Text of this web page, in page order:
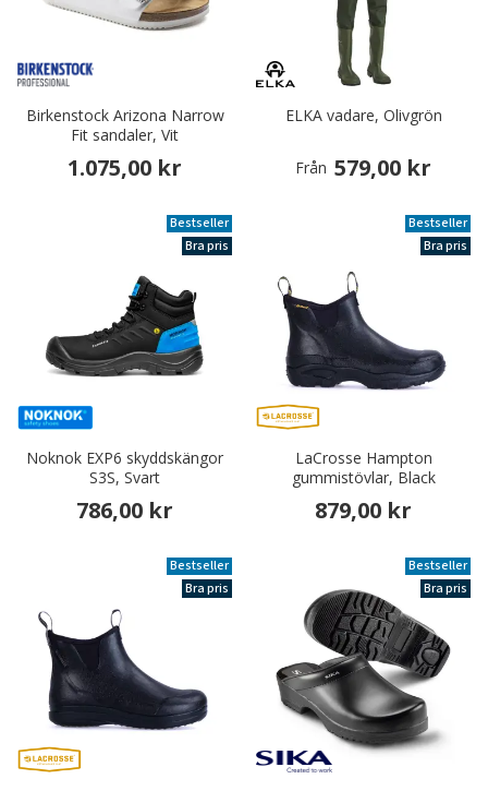
Birkenstock Arizona Narrow
Fit sandaler, Vit
1.075,00 kr
ELKA vadare, Olivgrön
Från 579,00 kr
Bestseller
Bra pris
Noknok EXP6 skyddskängor
S3S, Svart
786,00 kr
Bestseller
Bra pris
LaCrosse Hampton
gummistövlar, Black
879,00 kr
Bestseller
Bra pris
Bestseller
Bra pris